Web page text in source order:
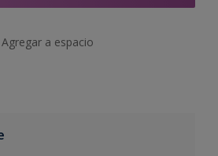
Agregar a espacio